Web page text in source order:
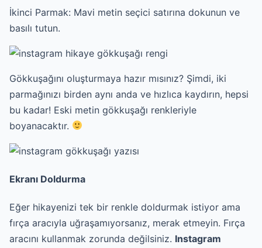
İkinci Parmak: Mavi metin seçici satırına dokunun ve
basılı tutun.
Gökkuşağını oluşturmaya hazır mısınız? Şimdi, iki
parmağınızı birden aynı anda ve hızlıca kaydırın, hepsi
bu kadar! Eski metin gökkuşağı renkleriyle
boyanacaktır.
Ekranı Doldurma
Eğer hikayenizi tek bir renkle doldurmak istiyor ama
fırça aracıyla uğraşamıyorsanız, merak etmeyin. Fırça
aracını kullanmak zorunda değilsiniz. Instagram